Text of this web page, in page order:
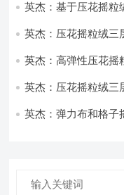
英杰：基于压花摇粒
英杰：压花摇粒绒三
英杰：高弹性压花摇
英杰：压花摇粒绒三
英杰：弹力布和格子